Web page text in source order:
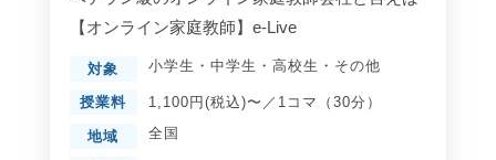
【オンライン家庭教師】e-Live
対象 小学生 ・ 中学生 ・ 高校生 ・ その他
授業料 1,100円(税込)〜／1コマ（30分）
地域 全国